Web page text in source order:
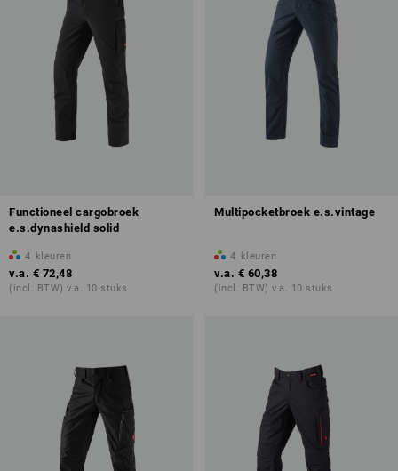
Functioneel cargobroek
e.s.dynashield solid
4 kleuren
v.a. € 72,48
(incl. BTW) v.a. 10 stuks
Multipocketbroek e.s.vintage
4 kleuren
v.a. € 60,38
(incl. BTW) v.a. 10 stuks